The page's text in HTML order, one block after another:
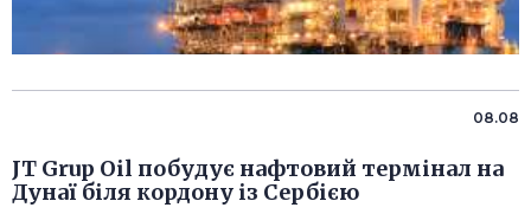
08.08
JT Grup Oil побудує нафтовий термінал на
Дунаї біля кордону із Сербією